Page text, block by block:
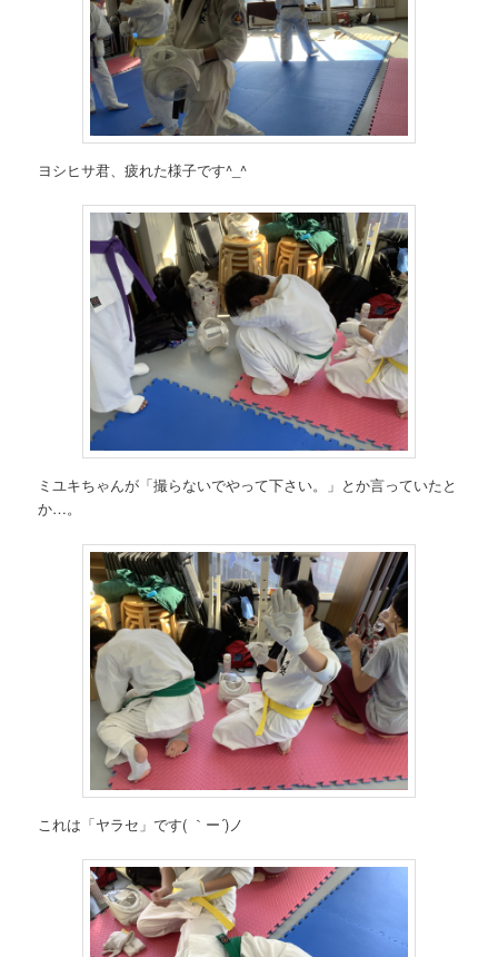
ヨシヒサ君、疲れた様子です^_^
ミユキちゃんが「撮らないでやって下さい。」とか言っていたと
か…。
これは「ヤラセ」です( ｀ー´)ノ